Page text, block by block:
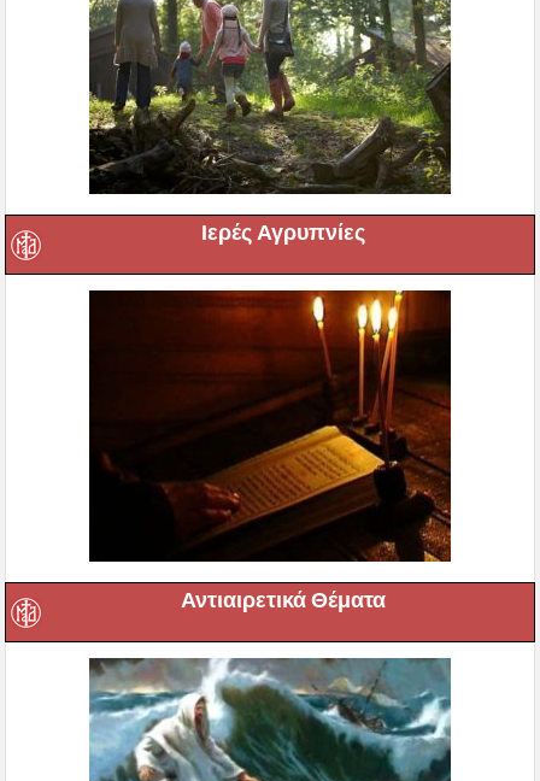
Ιερές Αγρυπνίες
Αντιαιρετικά Θέματα